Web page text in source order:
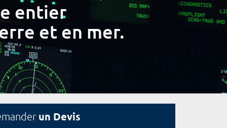
entier
et en mer.
un Devis